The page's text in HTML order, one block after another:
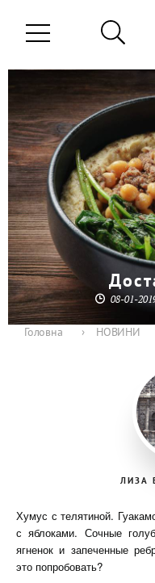
08-01-
Головна › НОВИНИ
ЛИЗА
Хумус с телятиной.
с яблоками. Сочные
ягненок и запеченные
это попробовать?